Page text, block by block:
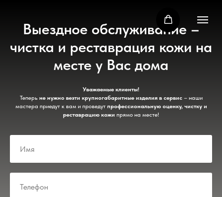
Выездное обслуживание –
чистка и реставрация кожи на
месте у Вас дома
Уважаемые клиенты!
Теперь не нужно везти крупногабаритные изделия в сервис– наши
мастера приедут к вам и проведут профессиональную оценку, чистку и
реставрацию кожи прямо на месте!